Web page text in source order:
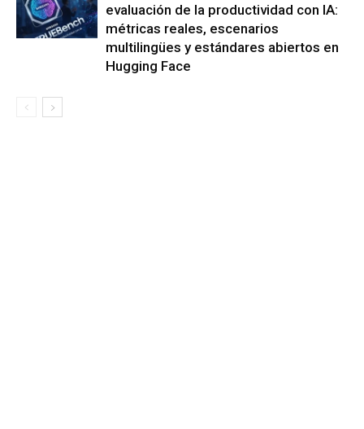
evaluación de la productividad con IA:
métricas reales, escenarios
multilingües y estándares abiertos en
Hugging Face